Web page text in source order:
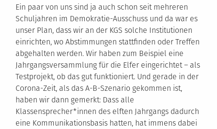
Ein paar von uns sind ja auch schon seit mehreren
Schuljahren im Demokratie-Ausschuss und da war es
unser Plan, dass wir an der KGS solche Institutionen
einrichten, wo Abstimmungen stattfinden oder Treffen
abgehalten werden. Wir haben zum Beispiel eine
Jahrgangsversammlung für die Elfer eingerichtet – als
Testprojekt, ob das gut funktioniert. Und gerade in der
Corona-Zeit, als das A-B-Szenario gekommen ist,
haben wir dann gemerkt: Dass alle
Klassensprecher*innen des elften Jahrgangs dadurch
eine Kommunikationsbasis hatten, hat immens dabei